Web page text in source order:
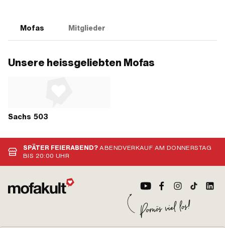
Mofas Mitglieder
Unsere heissgeliebten Mofas
Sachs 503
SPÄTER FEIERABEND?ABENDVERKAUF AM DONNERSTAG
BIS 20:00 UHR